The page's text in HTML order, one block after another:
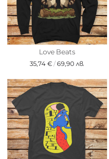
Love Beats
35,74 €/69,90 лв.